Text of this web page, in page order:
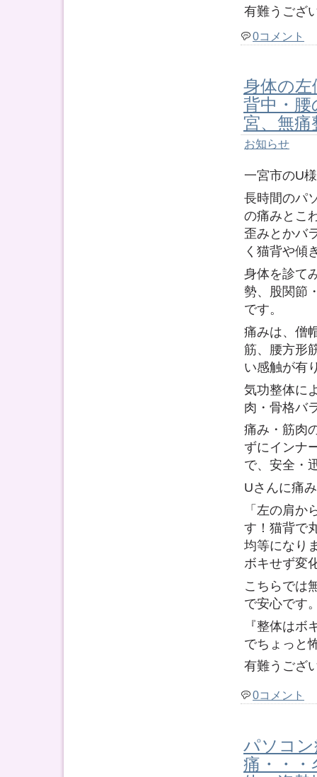
有難うござ
0コメント
身体の
背中・
宮、無
お知らせ
一宮市のU
長時間のパ
の痛みとこ
歪みとかバ
く猫背や傾
身体を診て
勢、股関節
です。
痛みは、僧
筋、腰方形
い感触が有
気功整体に
肉・骨格バ
痛み・筋肉
ずにインナ
で、安全・
Uさんに痛
「左の肩
す！猫背で
均等になり
ボキせず変
こちらでは
で安心です
『整体は
でちょっと
有難うござ
0コメント
パソコ
痛・・・